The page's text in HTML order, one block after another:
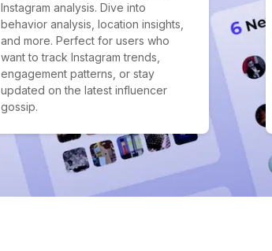
Instagram analysis. Dive into
behavior analysis, location insights,
and more. Perfect for users who
want to track Instagram trends,
engagement patterns, or stay
updated on the latest influencer
gossip.